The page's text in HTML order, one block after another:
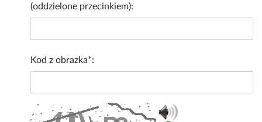
(oddzielone przecinkiem):
Kod z obrazka*: